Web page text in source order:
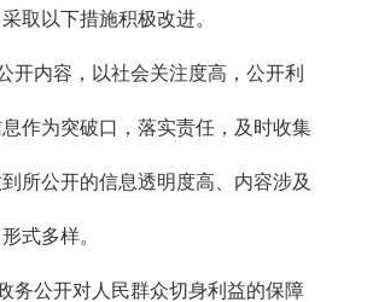
取以下措施积极改进。
开内容，以社会关注度高，公开利
作为突破口，落实责任，及时收集
所公开的信息透明度高、内容涉及
式多样。
务公开对人民群众切身利益的保障